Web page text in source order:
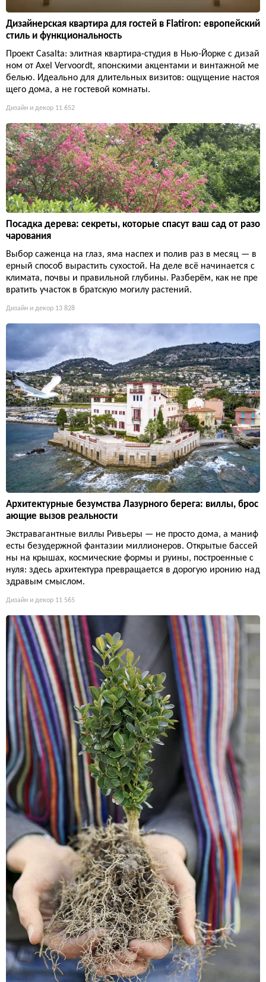
Дизайнерская квартира для гостей в Flatiron: европейский
стиль и функциональность
Проект Casalta: элитная квартира-студия в Нью-Йорке с дизай
ном от Axel Vervoordt, японскими акцентами и винтажной ме
белью. Идеально для длительных визитов: ощущение настоя
щего дома, а не гостевой комнаты.
Дизайн и декор 11 652
Посадка дерева: секреты, которые спасут ваш сад от разо
чарования
Выбор саженца на глаз, яма наспех и полив раз в месяц — в
ерный способ вырастить сухостой. На деле всё начинается с
климата, почвы и правильной глубины. Разберём, как не пре
вратить участок в братскую могилу растений.
Дизайн и декор 13 828
Архитектурные безумства Лазурного берега: виллы, брос
ающие вызов реальности
Экстравагантные виллы Ривьеры — не просто дома, а маниф
есты безудержной фантазии миллионеров. Открытые бассей
ны на крышах, космические формы и руины, построенные с
нуля: здесь архитектура превращается в дорогую иронию над
здравым смыслом.
Дизайн и декор 11 565